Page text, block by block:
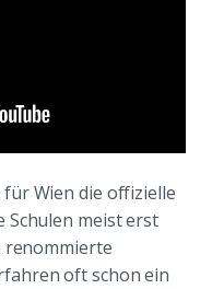
Wien die offizielle
Schulen meist erst
renommierte
oft schon ein